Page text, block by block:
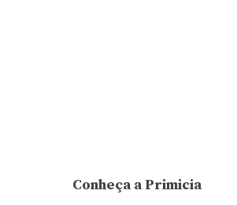
Conheça a Primicia